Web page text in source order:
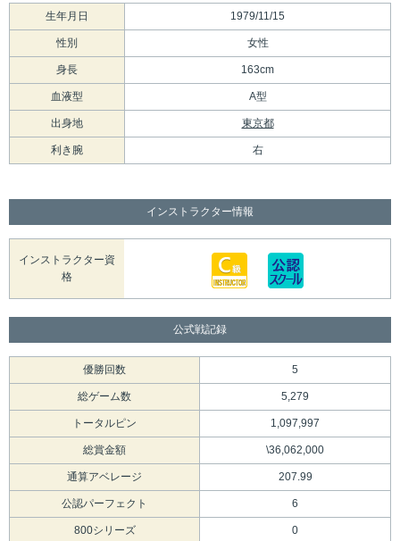
生年月日 1979/11/15
性別 女性
身長 163cm
血液型 A型
出身地 東京都
利き腕 右
インストラクター情報
インストラクター資
格
公式戦記録
優勝回数 5
総ゲーム数 5,279
トータルピン 1,097,997
総賞金額 \36,062,000
通算アベレージ 207.99
公認パーフェクト 6
800シリーズ 0